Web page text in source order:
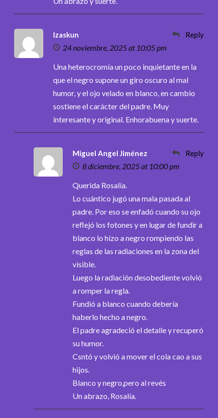
Izaskun
24 noviembre, 2025 at 10:05 pm
Reply
Una heterocromía un poco inquietante en la
que el negro supone un giro oscuro al mal
humor, y el ojo velado en blanco, en cambio
sostiene el carácter del padre. Muy
interesante y original. Enhorabuena y suerte.
Miguel Angel Jiménez
8 diciembre, 2025 at 10:00 pm
Reply
Querida Rosalía.
Lo cuántico jugó una mala pasada al
padre. Por eso se enfadó cuando su ojo
reflejó los fotones y en lugar de fundir a
blanco lo hizo a negro rompiendo las
reglas de las radiaciones en la zona del
visible.
Luego la radiación desobediente volvió
a romper la regla.
Fundió a blanco cuando debería
haberlo hecho a negro.
El padre agradeció el detalle y recuperó
su humor.
Csntó y volvió a mover el cola cao a sus
hijos.
Blanco y negro,pero al revés
Un abrazo, Rosalía.